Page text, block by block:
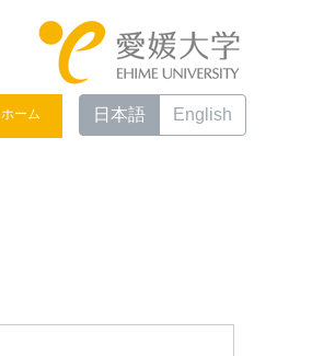
ホーム 日本語 English